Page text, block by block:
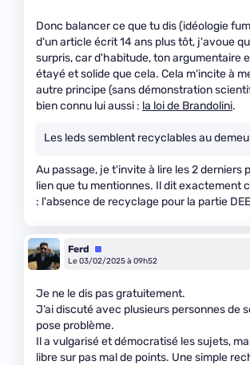
Donc balancer ce que tu dis (idéologie
d'un article écrit 14 ans plus tôt, j'avoue
surpris, car d'habitude, ton argumentaire
étayé et solide que cela. Cela m'incite à
autre principe (sans démonstration
bien connu lui aussi : la loi de Brandolini.
Les leds semblent recyclables au
Au passage, je t'invite à lire les 2 derniers
lien que tu mentionnes. Il dit exactement
: l'absence de recyclage pour la partie
Ferd
Équipe
Le 03/02/2025 à 09h52
Je ne le dis pas gratuitement.
J’ai discuté avec plusieurs personnes de
pose problème.
Il a vulgarisé et démocratisé les sujets,
libre sur pas mal de points. Une simple